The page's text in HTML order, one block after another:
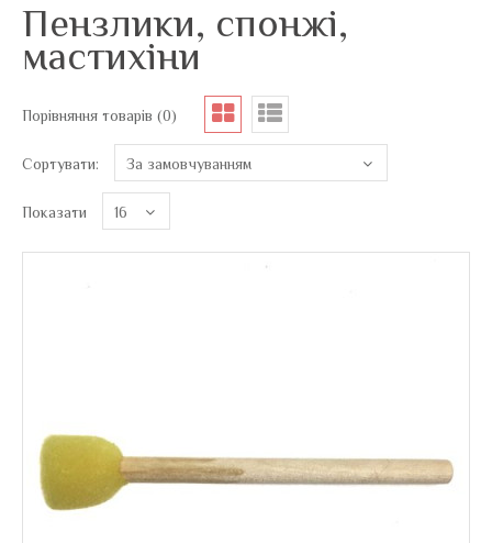
Пензлики, спонжі,
мастихіни
Порівняння товарів (0)
Сортувати:
Показати